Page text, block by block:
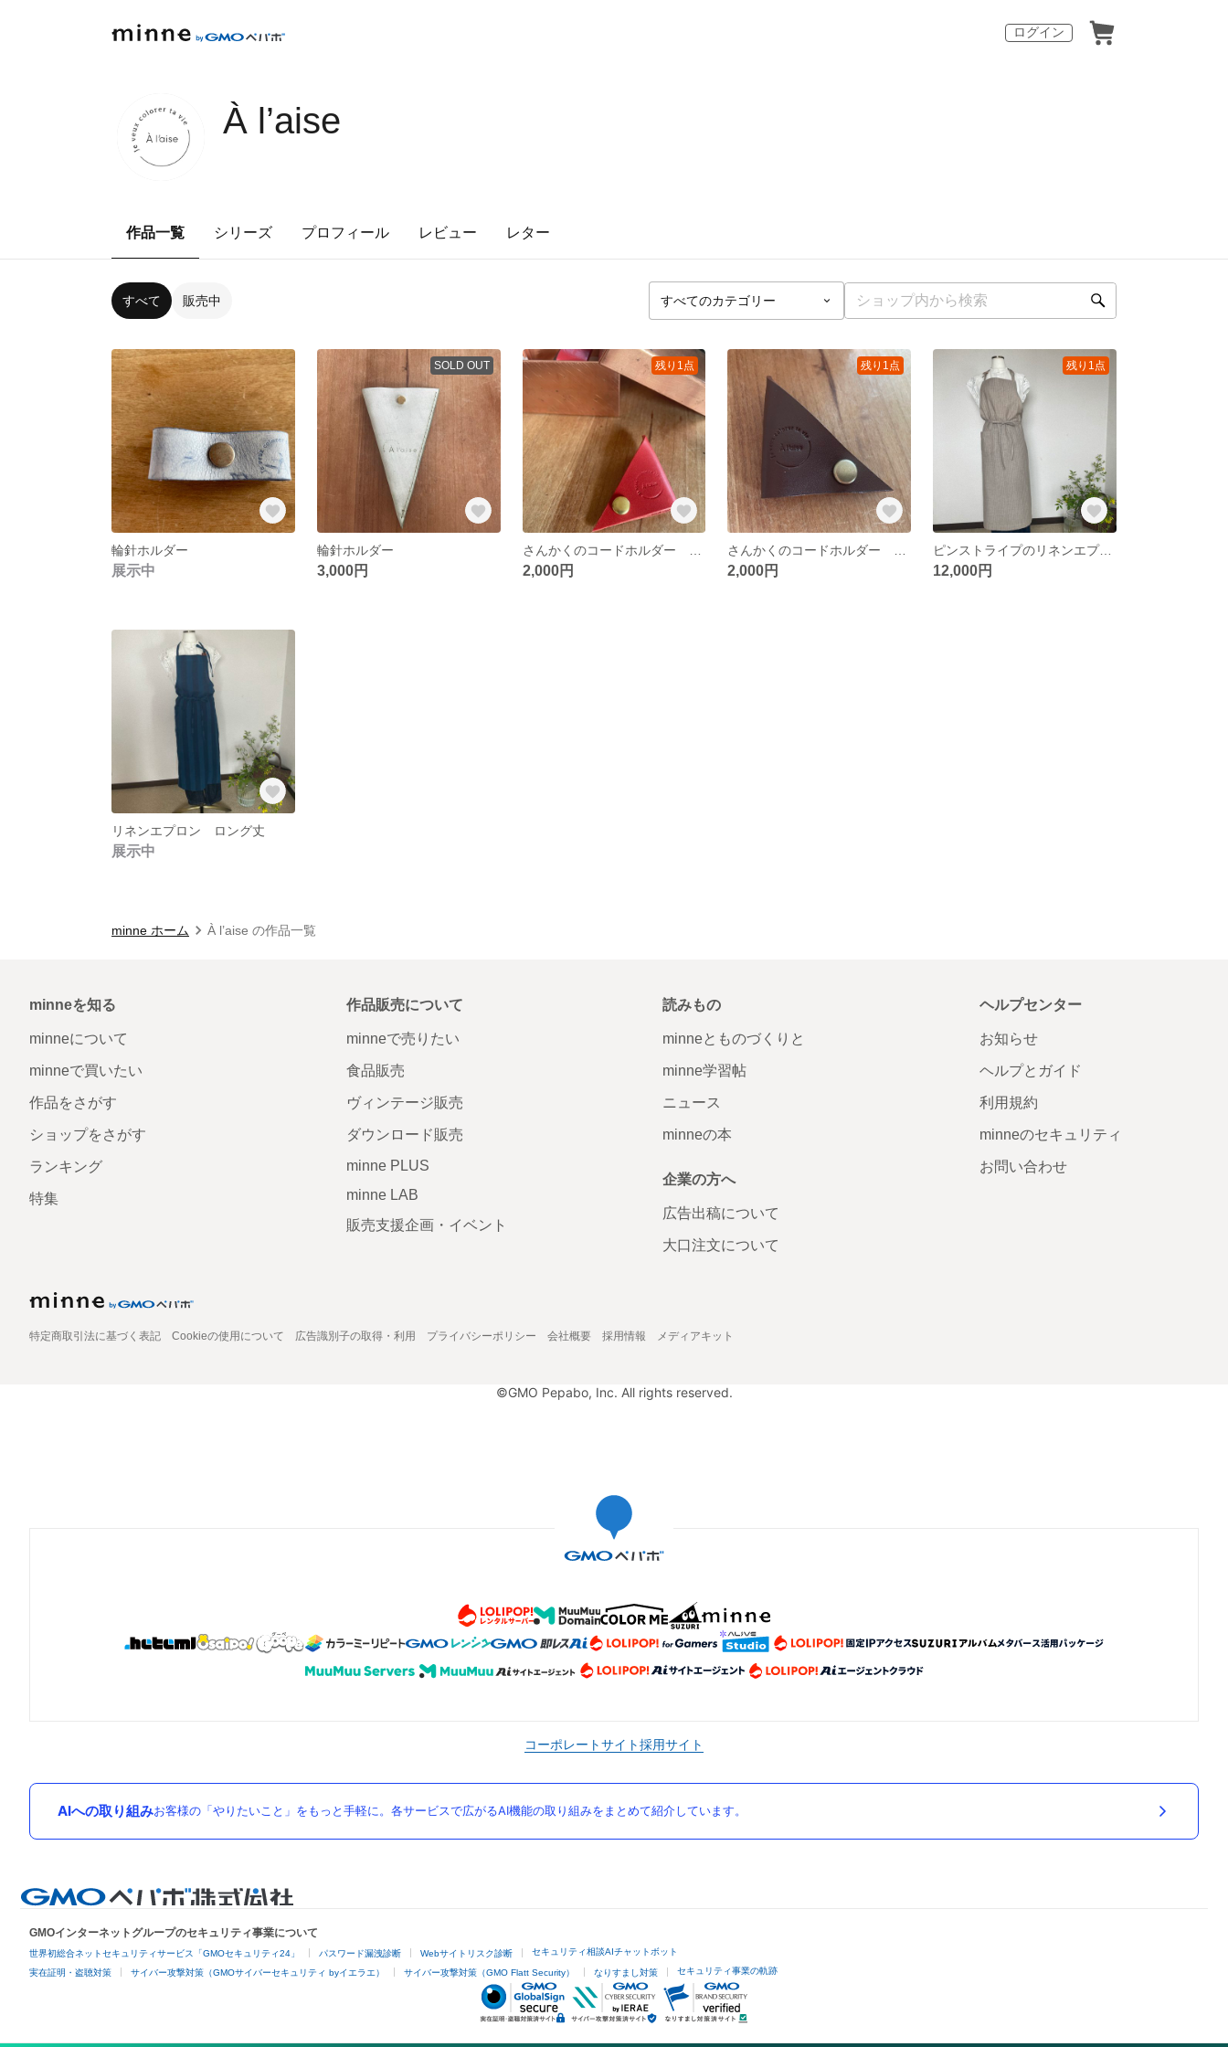
ログイン
À l’aise
作品一覧 シリーズ プロフィール レビュー レター
すべて 販売中
輪針ホルダー
展示中
SOLD OUT
輪針ホルダー
3,000円
残り1点
2,000円
残り1点
2,000円
残り1点
ピンストライプのリネンエプロン ロング丈
12,000円
リネンエプロン ロング丈
展示中
minne ホーム À l’aise の作品一覧
minneを知る
minneについて
minneで買いたい
作品をさがす
ショップをさがす
ランキング
特集
作品販売について
minneで売りたい
食品販売
ヴィンテージ販売
ダウンロード販売
minne PLUS
minne LAB
販売支援企画・イベント
読みもの
minneとものづくりと
minne学習帖
ニュース
minneの本
企業の方へ
広告出稿について
大口注文について
ヘルプセンター
お知らせ
ヘルプとガイド
利用規約
minneのセキュリティ
お問い合わせ
特定商取引法に基づく表記 Cookieの使用について 広告識別子の取得・利用 プライバシーポリシー 会社概要 採用情報 メディアキット
©GMO Pepabo, Inc. All rights reserved.
コーポレートサイト採用サイト
AIへの取り組みお客様の「やりたいこと」をもっと手軽に。各サービスで広がるAI機能の取り組みをまとめて紹介しています。
GMOインターネットグループのセキュリティ事業について
世界初総合ネットセキュリティサービス「GMOセキュリティ24」 パスワード漏洩診断 Webサイトリスク診断 セキュリティ相談AIチャットボット
実在証明・盗聴対策 サイバー攻撃対策（GMOサイバーセキュリティ byイエラエ） サイバー攻撃対策（GMO Flatt Security） なりすまし対策 セキュリティ事業の軌跡